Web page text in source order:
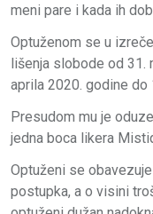
meni pare i kada ih
Optuženom se u
lišenja slobode od 31.
aprila 2020. godine do
Presudom mu je
jedna boca likera
Optuženi se
postupka, a o visini